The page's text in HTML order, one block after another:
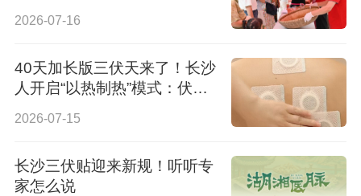
2026-07-16
40天加长版三伏天来了！长沙
人开启“以热制热”模式：伏
2026
2026-07-15
长沙三伏贴迎来新规！听听专
家怎么说